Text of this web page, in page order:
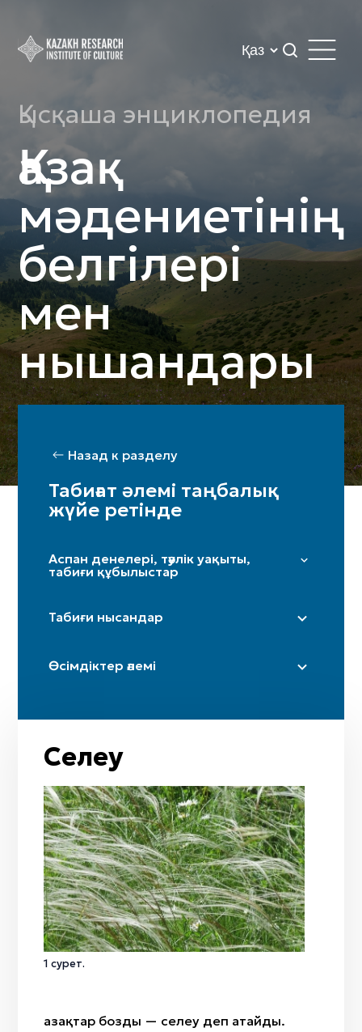
Қысқаша энциклопедия
Қазақ
мәдениетінің
белгілері
мен
нышандары
Назад к разделу
Табиғат әлемі таңбалық
жүйе ретінде
Аспан денелері, тәулік уақыты,
табиғи құбылыстар
Күн
Таңсәрі
Күн күркіреуі мен найзағай
Кемпірқосақ
Жаңбыр
Жел
Мизан көк
Бесқонақ
Бөрісырғақ
Наурыз
Амал
Қымыз мұрындық
Табиғи нысандар
Үңгір
Өзен (бастаулары)
Өсімдіктер әлемі
Шынар
Қайың
Адыраспан
Арша
Селеу
Жусан
Қызғалдақ
Селеу
1 сурет.
Қазақтар бозды — селеу деп атайды.